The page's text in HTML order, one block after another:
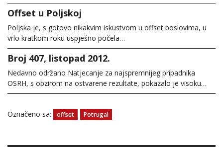
Offset u Poljskoj
Poljska je, s gotovo nikakvim iskustvom u offset poslovima, u
vrlo kratkom roku uspješno počela…
Broj 407, listopad 2012.
Nedavno održano Natjecanje za najspremnijeg pripadnika
OSRH, s obzirom na ostvarene rezultate, pokazalo je visoku…
Označeno sa: offset Potrugal